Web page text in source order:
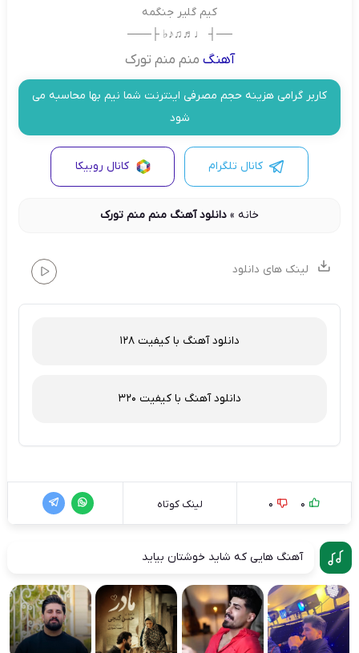
کیم گلیر جنگمه
──┤ ♩♬♫♪♭ ├───
آهنگ منم منم تورک
کاربر گرامی هزینه حجم مصرفی اینترنت شما نیم بها محاسبه می
شود
کانال تلگرام کانال روبیکا
خانه» دانلود آهنگ منم منم تورک
لینک های دانلود
دانلود آهنگ با کیفیت 128
دانلود آهنگ با کیفیت 320
0
0 لینک کوتاه
آهنگ هایی که شاید خوشتان بیاید